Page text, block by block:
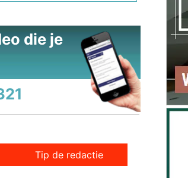
die je
Tip de redactie